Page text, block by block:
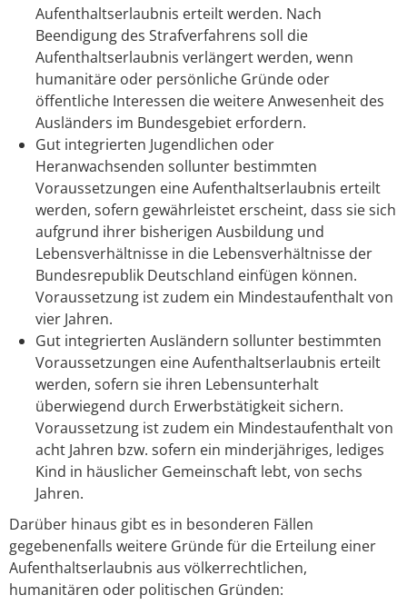
Aufenthaltserlaubnis erteilt werden. Nach
Beendigung des Strafverfahrens soll die
Aufenthaltserlaubnis verlängert werden, wenn
humanitäre oder persönliche Gründe oder
öffentliche Interessen die weitere Anwesenheit des
Ausländers im Bundesgebiet erfordern.
Gut integrierten Jugendlichen oder
Heranwachsenden sollunter bestimmten
Voraussetzungen eine Aufenthaltserlaubnis erteilt
werden, sofern gewährleistet erscheint, dass sie sich
aufgrund ihrer bisherigen Ausbildung und
Lebensverhältnisse in die Lebensverhältnisse der
Bundesrepublik Deutschland einfügen können.
Voraussetzung ist zudem ein Mindestaufenthalt von
vier Jahren.
Gut integrierten Ausländern sollunter bestimmten
Voraussetzungen eine Aufenthaltserlaubnis erteilt
werden, sofern sie ihren Lebensunterhalt
überwiegend durch Erwerbstätigkeit sichern.
Voraussetzung ist zudem ein Mindestaufenthalt von
acht Jahren bzw. sofern ein minderjähriges, lediges
Kind in häuslicher Gemeinschaft lebt, von sechs
Jahren.
Darüber hinaus gibt es in besonderen Fällen
gegebenenfalls weitere Gründe für die Erteilung einer
Aufenthaltserlaubnis aus völkerrechtlichen,
humanitären oder politischen Gründen: